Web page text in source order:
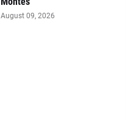
August 09, 2026